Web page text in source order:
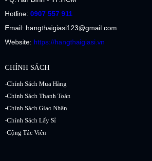
Hotline: 0907 557 911
Email: hangthaigiasi123@gmail.com
Website: https://hangthaigiasi.vn
CHÍNH SÁCH
-Chính Sách Mua Hàng
-Chính Sách Thanh Toán
-Chính Sách Giao Nhận
-Chính Sách Lấy Sỉ
-Cộng Tác Viên